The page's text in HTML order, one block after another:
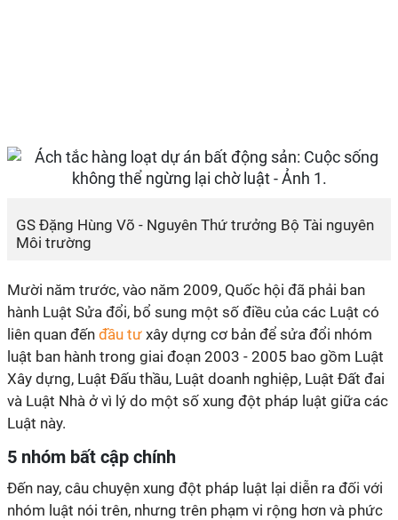
GS Đặng Hùng Võ - Nguyên Thứ trưởng Bộ Tài nguyên
Môi trường
Mười năm trước, vào năm 2009, Quốc hội đã phải ban
hành Luật Sửa đổi, bổ sung một số điều của các Luật có
liên quan đến đầu tư xây dựng cơ bản để sửa đổi nhóm
luật ban hành trong giai đoạn 2003 - 2005 bao gồm Luật
Xây dựng, Luật Đấu thầu, Luật doanh nghiệp, Luật Đất đai
và Luật Nhà ở vì lý do một số xung đột pháp luật giữa các
Luật này.
5 nhóm bất cập chính
Đến nay, câu chuyện xung đột pháp luật lại diễn ra đối với
nhóm luật nói trên, nhưng trên phạm vi rộng hơn và phức